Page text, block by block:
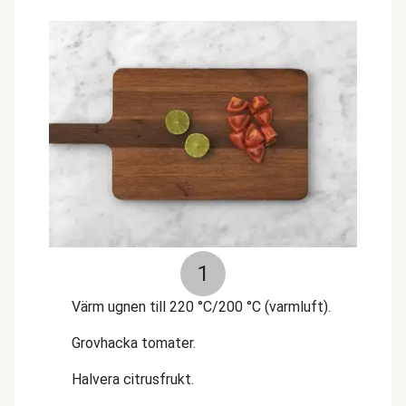
1
Värm ugnen till 220 °C/200 °C (varmluft).
Grovhacka tomater.
Halvera citrusfrukt.